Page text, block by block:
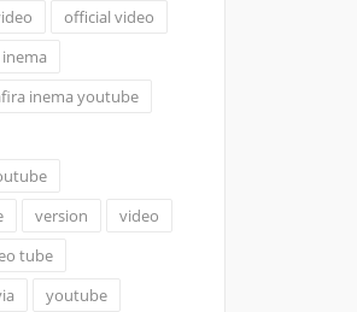
official video
inema youtube
version
video
tube
youtube